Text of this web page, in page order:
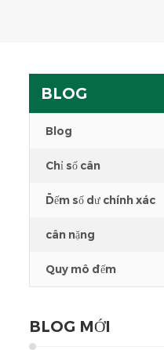
BLOG
Blog
Chỉ số cân
Đếm số dư chính xác
cân nặng
Quy mô đếm
BLOG MỚI